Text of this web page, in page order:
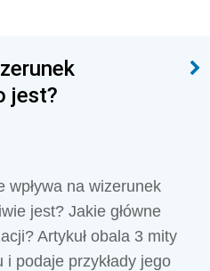
jest?
wpływa na wizerunek
jest? Jakie główne
Artykuł obala 3 mity
podaje przykłady jego